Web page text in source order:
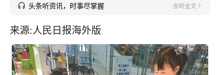
头条听资讯，时事尽掌握 去听全文
来源:人民日报海外版